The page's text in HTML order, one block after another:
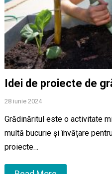
Idei de proiecte de
28 iunie 2024
Grădinăritul este o activitate
multă bucurie și învățare
proiecte…